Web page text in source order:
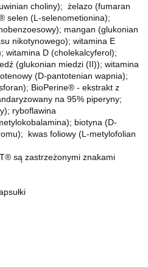
choliny); żelazo (fumaran
selen (L-selenometionina);
mangan (glukonian
nikotynowego); witamina E
witamina D (cholekalcyferol);
(glukonian miedzi (II)); witamina
(D-pantotenian wapnia);
BioPerine® - ekstrakt z
na 95% piperyny;
ryboflawina
biotyna (D-
kwas foliowy (L-metylofolian
są zastrzeżonymi znakami